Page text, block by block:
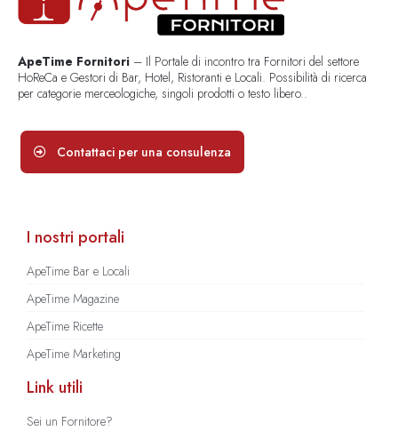
ApeTime Fornitori – Il Portale di incontro tra Fornitori del settore
HoReCa e Gestori di Bar, Hotel, Ristoranti e Locali. Possibilità di ricerca
per categorie merceologiche, singoli prodotti o testo libero..
Contattaci per una consulenza
I nostri portali
ApeTime Bar e Locali
ApeTime Magazine
ApeTime Ricette
ApeTime Marketing
Link utili
Sei un Fornitore?